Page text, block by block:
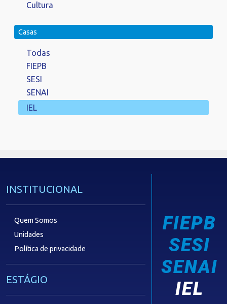
Cultura
Casas
Todas
FIEPB
SESI
SENAI
IEL
INSTITUCIONAL
Quem Somos
Unidades
Política de privacidade
ESTÁGIO
FIEPB
SESI
SENAI
IEL